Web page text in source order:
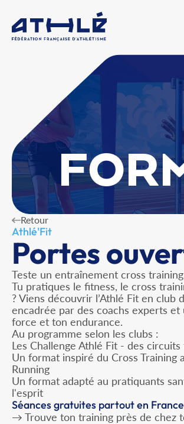
Retour
Athlé'Fit
Portes
Teste un entraînement cross
Tu pratiques le fitness, le cross
? Viens découvrir l’Athlé Fit en club
encadrée par des coachs experts
force et ton endurance.
Au programme selon les clubs :
Les Challenge Athlé Fit - des
Un format inspiré du Cross Training
Running
Un format adapté au pratiquants
l'esprit
Séances gratuites partout en
→ Trouve ton training près de chez